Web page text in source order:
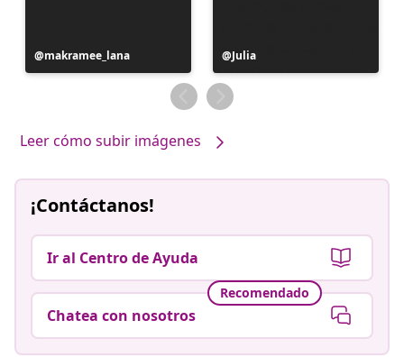
Publicación
realizada
makramee_lana
Publicación
realizada
por
Julia
Leer cómo subir imágenes
¡Contáctanos!
Ir al Centro de Ayuda
Recomendado
Chatea con nosotros